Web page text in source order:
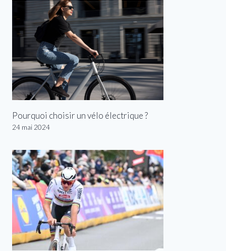
Pourquoi choisir un vélo électrique ?
24 mai 2024